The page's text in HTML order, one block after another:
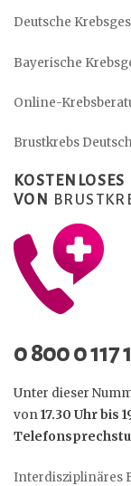
Deutsche
Bayerische
Online-
Brustkrebs
VON
0 8000 117
Unter dieser
von17.30 Uhr bis
Interdisziplinäres